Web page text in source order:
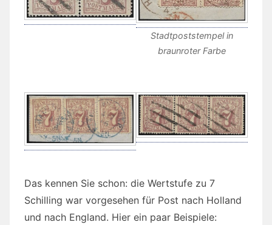
Stadtpoststempel in
braunroter Farbe
Das kennen Sie schon: die Wertstufe zu 7
Schilling war vorgesehen für Post nach Holland
und nach England. Hier ein paar Beispiele: